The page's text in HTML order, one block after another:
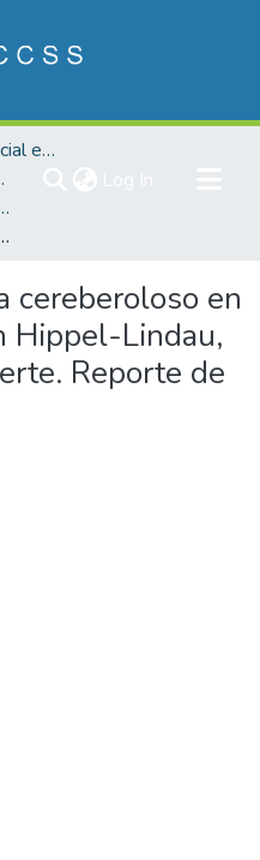
Salud y Seguridad Social en Costa Rica
Rica
Costa Rica
como causa de muerte. Reporte de un caso
cereberoloso en
Hippel-Lindau,
Reporte de